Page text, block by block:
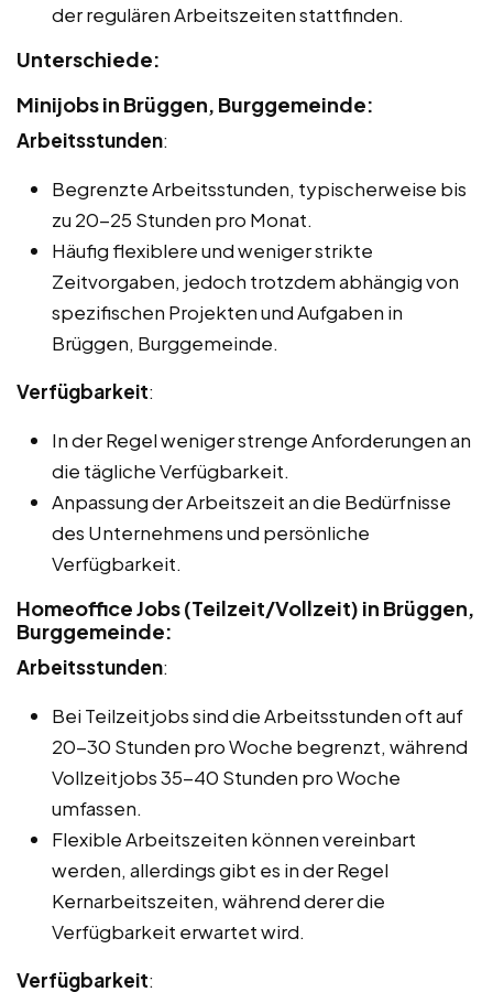
der regulären Arbeitszeiten stattfinden.
Unterschiede:
Minijobs in Brüggen, Burggemeinde:
Arbeitsstunden:
Begrenzte Arbeitsstunden, typischerweise bis
zu 20-25 Stunden pro Monat.
Häufig flexiblere und weniger strikte
Zeitvorgaben, jedoch trotzdem abhängig von
spezifischen Projekten und Aufgaben in
Brüggen, Burggemeinde.
Verfügbarkeit:
In der Regel weniger strenge Anforderungen an
die tägliche Verfügbarkeit.
Anpassung der Arbeitszeit an die Bedürfnisse
des Unternehmens und persönliche
Verfügbarkeit.
Homeoffice Jobs (Teilzeit/Vollzeit) in Brüggen,
Burggemeinde:
Arbeitsstunden:
Bei Teilzeitjobs sind die Arbeitsstunden oft auf
20-30 Stunden pro Woche begrenzt, während
Vollzeitjobs 35-40 Stunden pro Woche
umfassen.
Flexible Arbeitszeiten können vereinbart
werden, allerdings gibt es in der Regel
Kernarbeitszeiten, während derer die
Verfügbarkeit erwartet wird.
Verfügbarkeit: